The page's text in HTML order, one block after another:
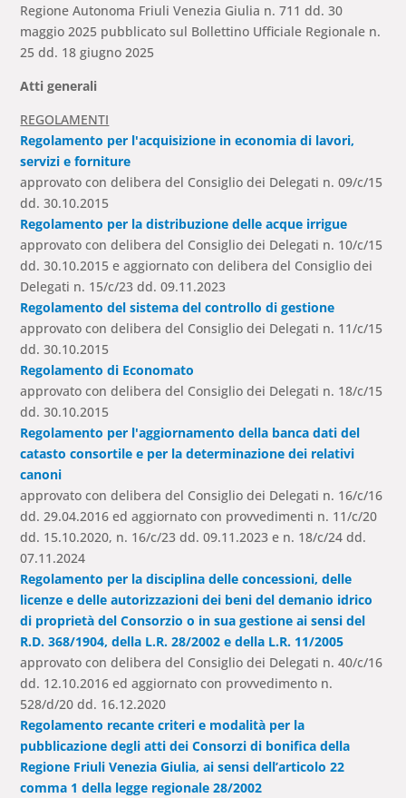
Regione Autonoma Friuli Venezia Giulia n. 711 dd. 30
maggio 2025 pubblicato sul Bollettino Ufficiale Regionale n.
25 dd. 18 giugno 2025
Atti generali
REGOLAMENTI
Regolamento per l'acquisizione in economia di lavori,
servizi e forniture
approvato con delibera del Consiglio dei Delegati n. 09/c/15
dd. 30.10.2015
Regolamento per la distribuzione delle acque irrigue
approvato con delibera del Consiglio dei Delegati n. 10/c/15
dd. 30.10.2015 e aggiornato con delibera del Consiglio dei
Delegati n. 15/c/23 dd. 09.11.2023
Regolamento del sistema del controllo di gestione
approvato con delibera del Consiglio dei Delegati n. 11/c/15
dd. 30.10.2015
Regolamento di Economato
approvato con delibera del Consiglio dei Delegati n. 18/c/15
dd. 30.10.2015
Regolamento per l'aggiornamento della banca dati del
catasto consortile e per la determinazione dei relativi
canoni
approvato con delibera del Consiglio dei Delegati n. 16/c/16
dd. 29.04.2016 ed aggiornato con provvedimenti n. 11/c/20
dd. 15.10.2020, n. 16/c/23 dd. 09.11.2023 e n. 18/c/24 dd.
07.11.2024
Regolamento per la disciplina delle concessioni, delle
licenze e delle autorizzazioni dei beni del demanio idrico
di proprietà del Consorzio o in sua gestione ai sensi del
R.D. 368/1904, della L.R. 28/2002 e della L.R. 11/2005
approvato con delibera del Consiglio dei Delegati n. 40/c/16
dd. 12.10.2016 ed aggiornato con provvedimento n.
528/d/20 dd. 16.12.2020
Regolamento recante criteri e modalità per la
pubblicazione degli atti dei Consorzi di bonifica della
Regione Friuli Venezia Giulia, ai sensi dell’articolo 22
comma 1 della legge regionale 28/2002